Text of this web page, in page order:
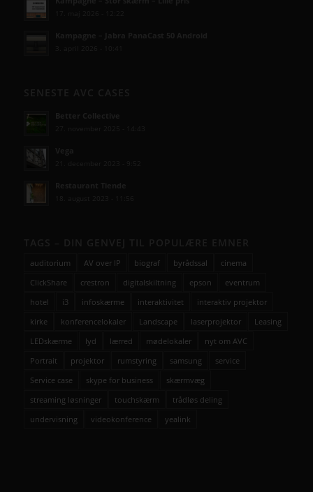
auditorium AV over IP biograf byrådssal
cinema
ClickShare
crestron digitalskiltning epson
eventrum
hotel
i3 infoskærme interaktivitet
interaktiv projektor
kirke
konferencelokaler Landscape laserprojektor
Leasing
LEDskærme
lyd lærred mødelokaler
nyt om AVC
Portrait
projektor rumstyring samsung
service
Service case
skype for business
skærmvæg
streaming løsninger
touchskærm
trådløs deling
undervisning
videokonference yealink